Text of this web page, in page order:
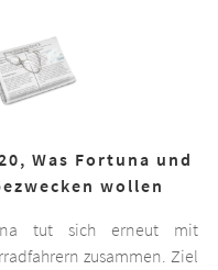
Was Fortuna und
wollen
tut sich erneut mit
zusammen. Ziel